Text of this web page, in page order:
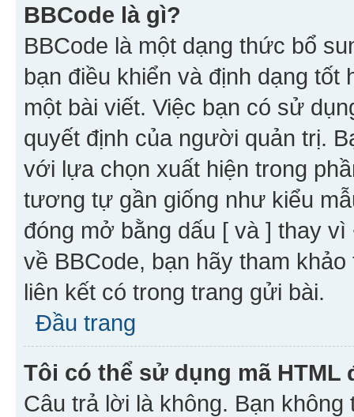
BBCode là gì?
BBCode là một dạng thức bổ
bạn điều khiển và định dạng
một bài viết. Việc bạn có sử
quyết định của người quản trị.
với lựa chọn xuất hiện trong
tương tự gần giống như kiểu
đóng mở bằng dấu [ và ] thay
về BBCode, bạn hãy tham
liên kết có trong trang gửi bài.
Đầu trang
Tôi có thể sử dụng mã
Câu trả lời là không. Bạn